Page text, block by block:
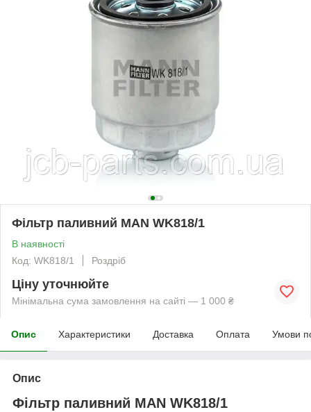
Фільтр паливний MAN WK818/1
В наявності
Код: WK818/1
Роздріб
Ціну уточнюйте
Мінімальна сума замовлення на сайті — 1 000 ₴
Опис Характеристики Доставка Оплата Умови
Опис
Фільтр паливний MAN WK818/1